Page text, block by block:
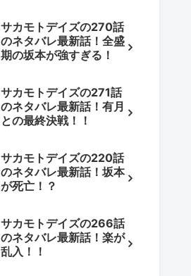
サカモトデイズの270話
のネタバレ最新話！全盛
期の坂本が強すぎる！
サカモトデイズの271話
のネタバレ最新話！有月
との最終決戦！！
サカモトデイズの220話
のネタバレ最新話！坂本
が死亡！？
サカモトデイズの266話
のネタバレ最新話！楽が
乱入！！